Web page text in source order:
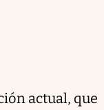
actual, que